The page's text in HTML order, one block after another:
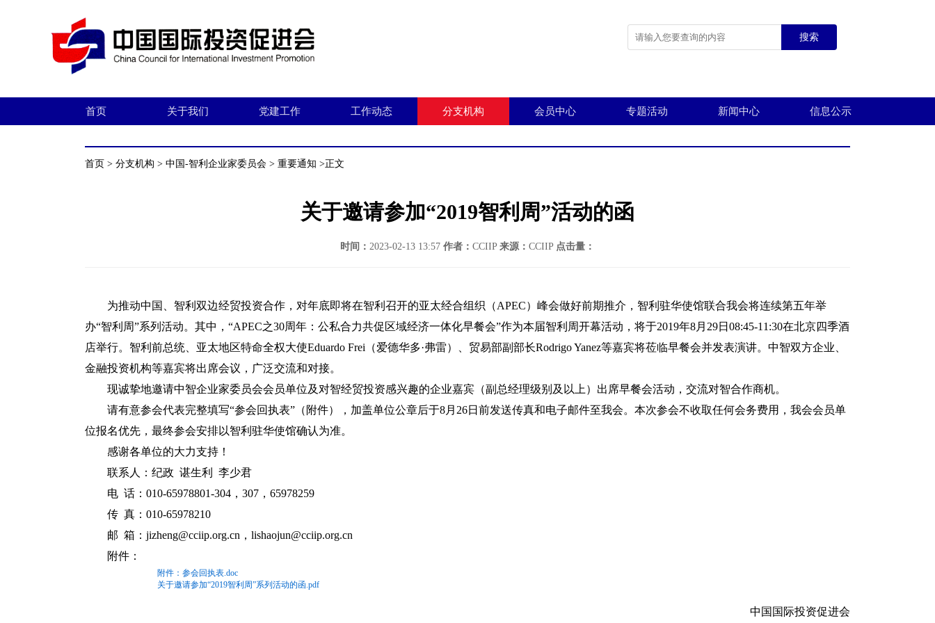
搜索
首页 关于我们 党建工作 工作动态 分支机构 会员中心 专题活动 新闻中心 信息公示
首页 > 分支机构 > 中国-智利企业家委员会 > 重要通知 >正文
关于邀请参加“2019智利周”活动的函
时间： 2023-02-13 13:57 作者： CCIIP 来源： CCIIP 点击量：
为推动中国、智利双边经贸投资合作，对年底即将在智利召开的亚太经合组织（APEC）峰会做好前期推介，智利驻华使馆联合我会将连续第五年举
办“智利周”系列活动。其中，“APEC之30周年：公私合力共促区域经济一体化早餐会”作为本届智利周开幕活动，将于2019年8月29日08:45-11:30在北京四季酒
店举行。智利前总统、亚太地区特命全权大使Eduardo Frei（爱德华多·弗雷）、贸易部副部长Rodrigo Yanez等嘉宾将莅临早餐会并发表演讲。中智双方企业、
金融投资机构等嘉宾将出席会议，广泛交流和对接。
现诚挚地邀请中智企业家委员会会员单位及对智经贸投资感兴趣的企业嘉宾（副总经理级别及以上）出席早餐会活动，交流对智合作商机。
请有意参会代表完整填写“参会回执表”（附件），加盖单位公章后于8月26日前发送传真和电子邮件至我会。本次参会不收取任何会务费用，我会会员单
位报名优先，最终参会安排以智利驻华使馆确认为准。
感谢各单位的大力支持！
联系人：纪政 谌生利 李少君
电 话：010-65978801-304，307，65978259
传 真：010-65978210
邮 箱：jizheng@cciip.org.cn，lishaojun@cciip.org.cn
附件：
附件：参会回执表.doc
关于邀请参加“2019智利周”系列活动的函.pdf
中国国际投资促进会